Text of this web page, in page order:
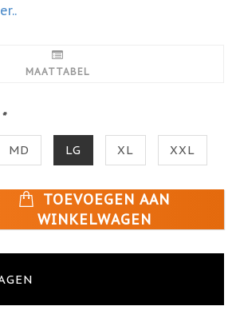
MAATTABEL
*
MD LG XL XXL
TOEVOEGEN AAN
WINKELWAGEN